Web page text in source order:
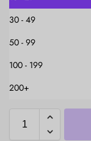
30 - 49
50 - 99
100 - 199
200+